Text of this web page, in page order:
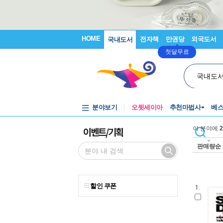
HOME 국내도서 전자책 만권당
첫달무료
외국도서
국내도
분야보기 오뒷세이아 추천마법사 베
이벤트/기획
할인 쿠폰
이 분야에
판매량순
1.